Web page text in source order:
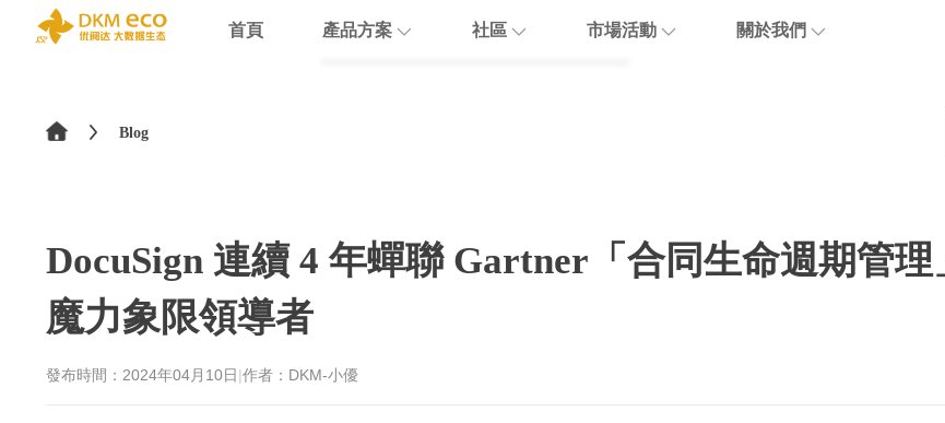
首頁 產品方案 社區 市場活動 關於我們
Nextcloud
加入我們
简体中文 Blog
DocuSign 連續 4 年蟬聯 Gartner「合同生命週期管理
魔力象限領導者
發布時間： 2024年04月10日 |作者：DKM-小優